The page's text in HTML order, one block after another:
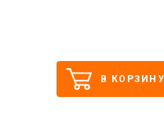
В КОРЗИНУ